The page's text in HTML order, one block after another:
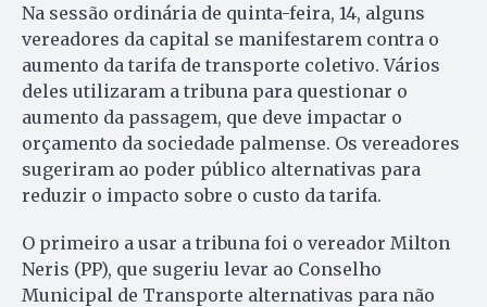
Na sessão ordinária de quinta-feira, 14, alguns
vereadores da capital se manifestarem contra o
aumento da tarifa de transporte coletivo. Vários
deles utilizaram a tribuna para questionar o
aumento da passagem, que deve impactar o
orçamento da sociedade palmense. Os vereadores
sugeriram ao poder público alternativas para
reduzir o impacto sobre o custo da tarifa.
O primeiro a usar a tribuna foi o vereador Milton
Neris (PP), que sugeriu levar ao Conselho
Municipal de Transporte alternativas para não